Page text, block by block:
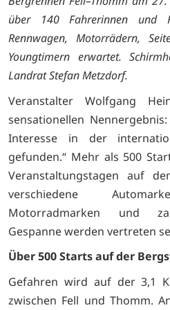
über 140 Fahrerinnen und
Rennwagen, Motorrädern,
Youngtimern erwartet.
Landrat Stefan Metzdorf.
Veranstalter Wolfgang
sensationellen
Interesse in der
gefunden.“ Mehr als 500
Veranstaltungstagen auf
verschiedene
Motorradmarken und
Gespanne werden vertreten
Über 500 Starts auf der
Gefahren wird auf der 3,1
zwischen Fell und Thomm.